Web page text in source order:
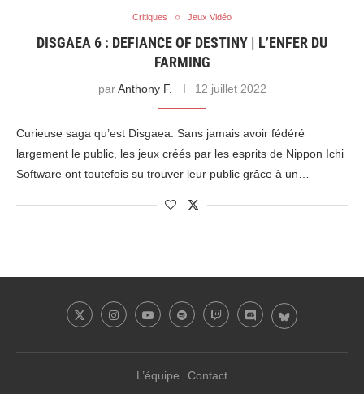
Critiques Jeux Vidéo
DISGAEA 6 : DEFIANCE OF DESTINY | L’ENFER DU
FARMING
parAnthony F. 12 juillet 2022
Curieuse saga qu’est Disgaea. Sans jamais avoir fédéré
largement le public, les jeux créés par les esprits de Nippon Ichi
Software ont toutefois su trouver leur public grâce à un…
L’équipe Contact